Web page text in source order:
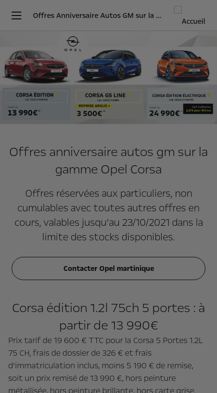
Offres Anniversaire Autos GM sur la gamme Opel Corsa
Offres anniversaire autos gm sur la
gamme Opel Corsa
Offres réservées aux particuliers, non
cumulables avec toutes autres offres en
cours, valables jusqu’au 23/10/2021 dans la
limite des stocks disponibles.
Contacter Opel martinique
Corsa édition 1.2l 75ch 5 portes : à
partir de 13 990€
Prix tarif de 19 600 € TTC pour la Corsa 5 Portes 1.2L
75 CH, frais de dossier de 326 € et frais
d’immatriculation inclus, moins 5 190 € de remise,
soit un prix remisé de 13 990 €, hors peinture